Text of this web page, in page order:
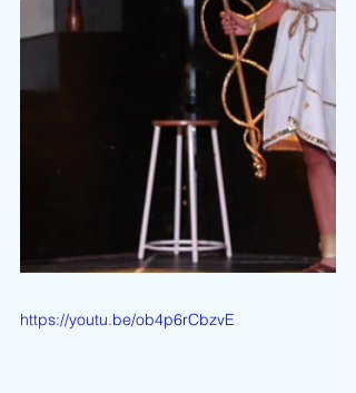
https://youtu.be/ob4p6rCbzvE